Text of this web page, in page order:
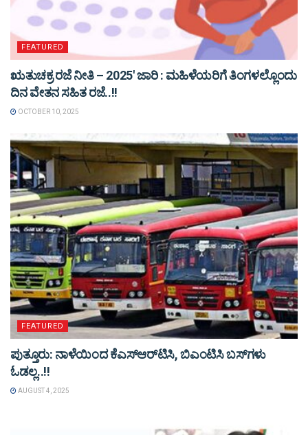
FEATURED
ಋತುಚಕ್ರ ರಜೆ ನೀತಿ – 2025′ ಜಾರಿ : ಮಹಿಳೆಯರಿಗೆ ತಿಂಗಳಲ್ಲೊಂದು
ದಿನ ವೇತನ ಸಹಿತ ರಜೆ..!!
OCTOBER 10, 2025
FEATURED
ಪುತ್ತೂರು: ನಾಳೆಯಿಂದ ಕೆಎಸ್​ಆರ್​ಟಿಸಿ, ಬಿಎಂಟಿಸಿ ಬಸ್​ಗಳು​
ಓಡಲ್ಲ..!!
AUGUST 4, 2025